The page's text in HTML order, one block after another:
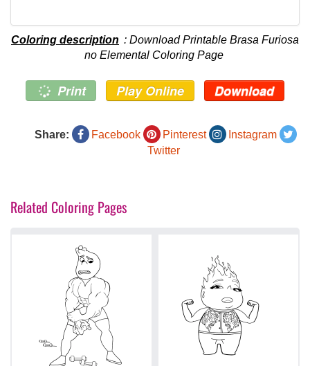
Coloring description : Download Printable Brasa Furiosa
no Elemental Coloring Page
Print Play Online Download
Share: Facebook Pinterest
Instagram
Twitter
Related Coloring Pages